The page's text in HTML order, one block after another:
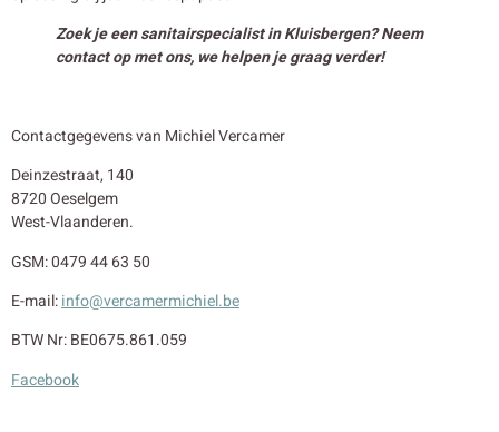
Zoek je een sanitairspecialist in Kluisbergen? Neem
contact op met ons, we helpen je graag verder!
Contactgegevens van Michiel Vercamer
Deinzestraat, 140
8720 Oeselgem
West-Vlaanderen.
GSM: 0479 44 63 50
E-mail:info@vercamermichiel.be
BTW Nr: BE0675.861.059
Facebook